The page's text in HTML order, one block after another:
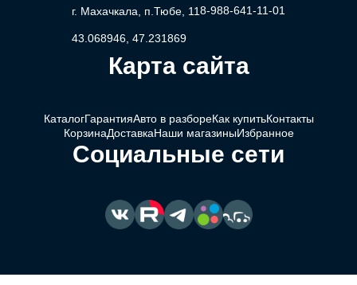
г. Махачкала, п.Тюбе, 11
43.068946, 47.231869
8-988-641-11-01
Карта сайта
КаталогГарантияАвто в разбореКак купитьКонтакты
КорзинаДоставкаНаши магазиныИзбранное
Социальные сети